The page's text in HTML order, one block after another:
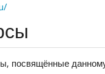
посвящённые